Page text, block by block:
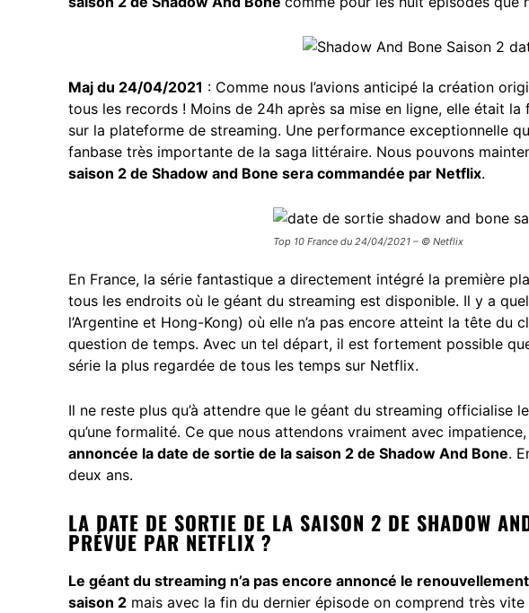
Maj du 24/04/2021 : Comme nous l’avions anticipé la création
tous les records ! Moins de 24h après sa mise en ligne, elle était
sur la plateforme de streaming. Une performance exceptionnelle
fanbase très importante de la saga littéraire. Nous pouvons
saison 2 de Shadow and Bone sera commandée par Netflix.
Top 10 France du 24/04/2021 – © Netflix
En France, la série fantastique a directement intégré la première
tous les endroits où le géant du streaming est disponible. Il y a
l’Argentine et Hong-Kong) où elle n’a pas encore atteint la tête du
question de temps. Avec un tel départ, il est fortement possible
série la plus regardée de tous les temps sur Netflix.
Il ne reste plus qu’à attendre que le géant du streaming officialise
qu’une formalité. Ce que nous attendons vraiment avec
annoncée la date de sortie de la saison 2 de Shadow And Bone.
deux ans.
LA DATE DE SORTIE DE LA SAISON 2 DE SHADOW
PRÉVUE PAR NETFLIX ?
Le géant du streaming n’a pas encore annoncé le
saison 2 mais avec la fin du dernier épisode on comprend très vite